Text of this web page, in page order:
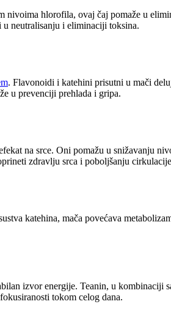
nivoima hlorofila, ovaj čaj pomaže u
neutralisanju i eliminaciji toksina.
. Flavonoidi i katehini prisutni u mači
u prevenciji prehlada i gripa.
na srce. Oni pomažu u snižavanju
zdravlju srca i poboljšanju
katehina, mača povećava
izvor energije. Teanin, u kombinaciji
tokom celog dana.